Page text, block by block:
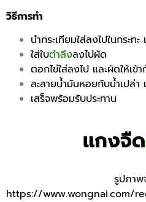
วิธีการทำ
นำกระเทียมใส่ลงไปในกระ
ใส่ใบตำลึงลงไปผัด
ตอกไข่ใส่ลงไป และผัดให้เข้
ละลายน้ำมันหอยกับน้ำเปล่า
เสร็จพร้อมรับประทาน
แกงจืด
รูปภาพ
https://www.wongnai.com/